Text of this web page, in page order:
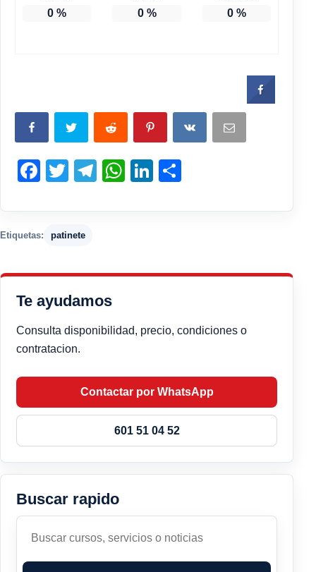
0 % 0% 0%
Facebook
TwitterTelegram
WhatsApp
LinkedIn
Etiquetas: patinete
Te ayudamos
Consulta disponibilidad, precio, condiciones o
contratacion.
Contactar por WhatsApp
601 51 04 52
Buscar rapido